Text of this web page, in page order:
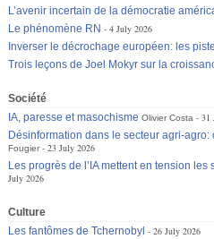
L’avenir incertain de la démocratie
Le phénomène RN
4 July 2026
Inverser le décrochage européen: les
Trois leçons de Joel Mokyr sur la
Société
IA, paresse et masochisme Olivier Costa
31
Désinformation dans le secteur agri-agro:
Fougier
23 July 2026
Les progrès de l’IA mettent en tension les
July 2026
Culture
Les fantômes de Tchernobyl
26 July 2026